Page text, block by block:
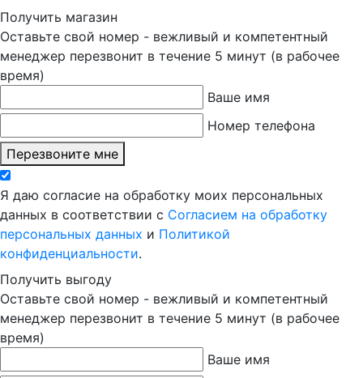
Получить магазин
Оставьте свой номер - вежливый и компетентный
менеджер перезвонит в течение 5 минут (в рабочее
время)
Ваше имя
Номер телефона
Перезвоните мне
Я даю согласие на обработку моих персональных
данных в соответствии с Согласием на обработку
персональных данных и Политикой
конфиденциальности.
Получить выгоду
Оставьте свой номер - вежливый и компетентный
менеджер перезвонит в течение 5 минут (в рабочее
время)
Ваше имя